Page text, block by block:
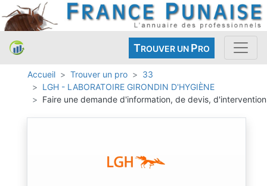
TROUVER UN PRO
Accueil Trouver un pro
33
LGH - LABORATOIRE GIRONDIN D'HYGIÈNE
Faire une demande d'information, de devis, d'intervention